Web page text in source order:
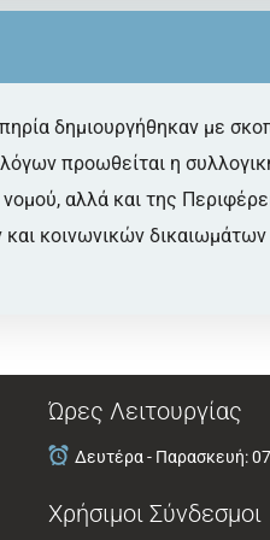
δημιουργήθηκαν με
προωθείται η
αλλά και της
κοινωνικών
Ώρες Λειτουργίας
Δευτέρα - Παρασκευή:
Χρήσιμοι Σύνδεσμοι